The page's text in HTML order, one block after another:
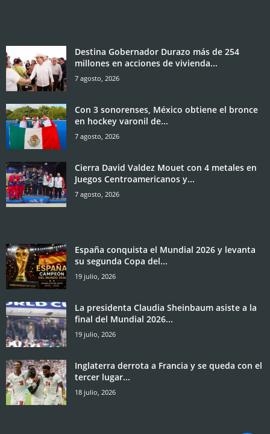
Destina Gobernador Durazo más de 254
millones en acciones de vivienda...
7 agosto, 2026
Con 3 sonorenses, México obtiene el bronce
en hockey varonil de...
7 agosto, 2026
Cierra David Valdez Mouet con 4 metales en
Juegos Centroamericanos y...
7 agosto, 2026
España conquista el Mundial 2026 y levanta
su segunda Copa del...
19 julio, 2026
La presidenta Claudia Sheinbaum asiste a la
final del Mundial 2026...
19 julio, 2026
Inglaterra derrota a Francia y se queda con el
tercer lugar...
18 julio, 2026